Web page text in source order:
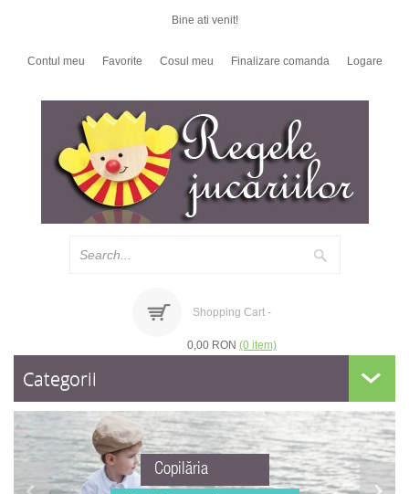
Bine ati venit!
Contul meu Favorite Cosul meu Finalizare comanda Logare
Shopping Cart -
0,00 RON (0 item)
Categorii
Copilăria